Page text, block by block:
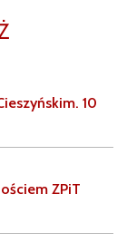
10
ZPiT